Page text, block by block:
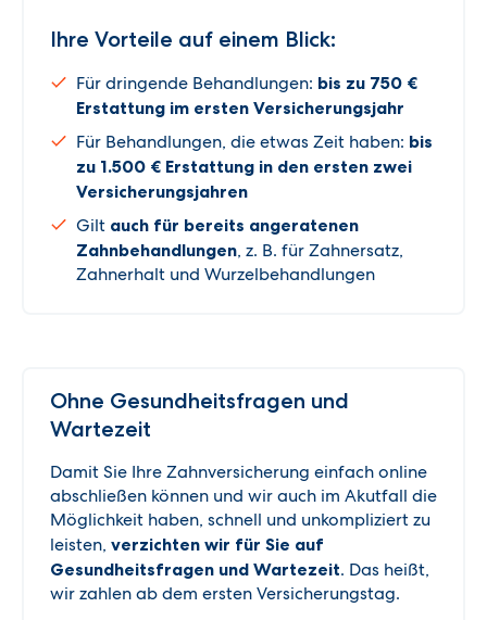
Ihre Vorteile auf einem Blick:
Für dringende Behandlungen: bis zu 750 €
Erstattung im ersten Versicherungsjahr
Für Behandlungen, die etwas Zeit haben: bis
zu 1.500 € Erstattung in den ersten zwei
Versicherungsjahren
Gilt auch für bereits angeratenen
Zahnbehandlungen, z. B. für Zahnersatz,
Zahnerhalt und Wurzelbehandlungen
Ohne Gesundheitsfragen und
Wartezeit
Damit Sie Ihre Zahnversicherung einfach online
abschließen können und wir auch im Akutfall die
Möglichkeit haben, schnell und unkompliziert zu
leisten, verzichten wir für Sie auf
Gesundheitsfragen und Wartezeit. Das heißt,
wir zahlen ab dem ersten Versicherungstag.